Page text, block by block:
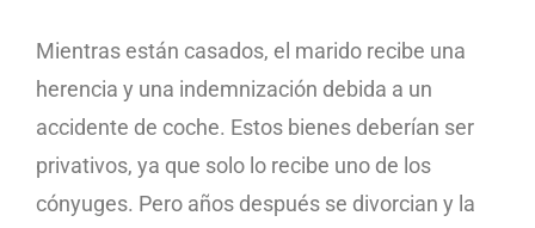
Mientras están casados, el marido recibe una
herencia y una indemnización debida a un
accidente de coche. Estos bienes deberían ser
privativos, ya que solo lo recibe uno de los
cónyuges. Pero años después se divorcian y la